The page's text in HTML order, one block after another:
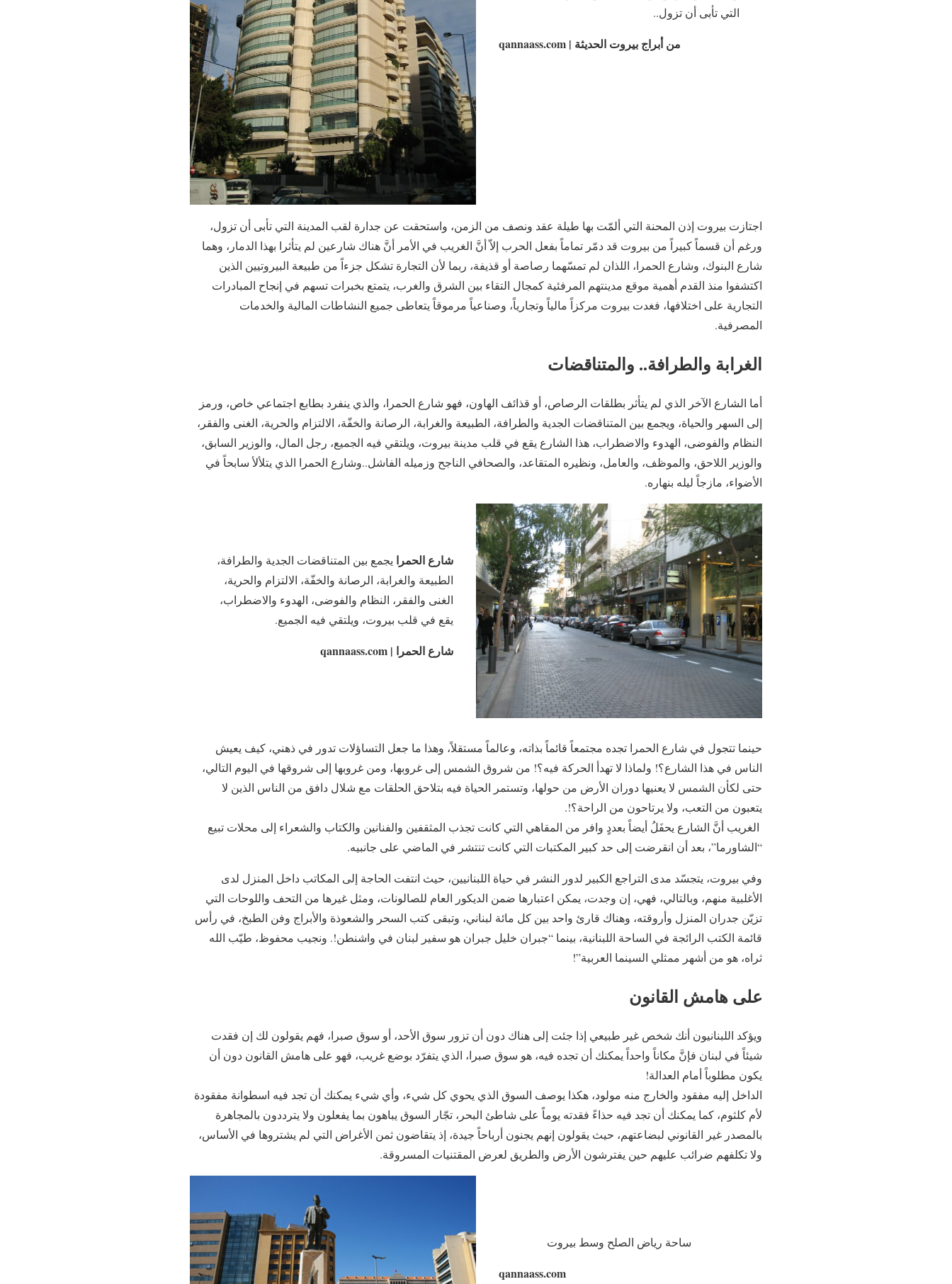
التي تأبى أن تزول..
من أبراج بيروت الحديثة | qannaass.com
اجتازت بيروت إذن المحنة التي ألمّت بها طيلة عقد ونصف من الزمن، واستحقت عن جدارة لقب المدينة التي تأبى أن تزول،
ورغم أن قسماً كبيراً من بيروت قد دمّر تماماً بفعل الحرب إلاّ أنَّ الغريب في الأمر أنَّ هناك شارعين لم يتأثرا بهذا الدمار، وهما
شارع البنوك، وشارع الحمرا‏،‏ اللذان لم تمسّهما رصاصة أو قذيفة، ربما لأن التجارة تشكل جزءاً من طبيعة البيروتيين الذين
اكتشفوا منذ القدم أهمية موقع مدينتهم المرفئية كمجال التقاء بين الشرق والغرب، يتمتع بخبرات تسهم في إنجاح المبادرات
التجارية على اختلافها، فغدت بيروت مركزاً مالياً وتجارياً، وصناعياً مرموقاً يتعاطى جميع النشاطات المالية والخدمات
المصرفية‏.‏
الغرابة والطرافة.. والمتناقضات
أما الشارع الآخر الذي لم يتأثر بطلقات الرصاص، أو قذائف الهاون، فهو شارع الحمرا، والذي ينفرد بطابع اجتماعي خاص، ورمز
إلى السهر والحياة، ويجمع بين المتناقضات الجدية‏‏ والطرافة‏،‏ الطبيعة والغرابة‏،‏ الرصانة والخفّة‏،‏ الالتزام والحرية‏،‏ الغنى والفقر‏،‏
النظام والفوضى،‏ الهدوء والاضطراب‏،‏ هذا الشارع يقع في قلب مدينة بيروت‏،‏ ويلتقي فيه الجميع‏،‏ رجل المال، والوزير السابق‏،‏
والوزير اللاحق‏،‏ والموظف، والعامل،‏ ونظيره المتقاعد، والصحافي الناجح وزميله الفاشل‏..‏وشارع الحمرا الذي يتلألأ سابحاً في
الأضواء، مازجاً ليله بنهاره.
شارع الحمرا يجمع بين المتناقضات الجدية‏‏ والطرافة‏،‏
الطبيعة والغرابة‏،‏ الرصانة والخفّة‏،‏ الالتزام والحرية‏،‏
الغنى والفقر‏،‏ النظام والفوضى،‏ الهدوء والاضطراب‏،‏
يقع في قلب بيروت‏،‏ ويلتقي فيه الجميع‏.
شارع الحمرا | qannaass.com
حينما تتجول في شارع الحمرا تجده مجتمعاً قائماً بذاته، وعالماً مستقلاً، وهذا ما جعل التساؤلات تدور في ذهني، كيف يعيش
الناس في هذا الشارع؟‏!‏ ولماذا لا تهدأ الحركة فيه؟‏!‏ من شروق الشمس إلى غروبها‏،‏ ومن غروبها إلى شروقها في اليوم التالي،
حتى لكأن الشمس لا يعنيها دوران الأرض من حولها‏،‏ وتستمر الحياة فيه بتلاحق الحلقات مع شلال دافق من الناس الذين لا
يتعبون من التعب‏،‏ ولا يرتاحون من الراحة؟‏!‏.
‏ الغريب أنَّ الشارع يحفَلُ أيضاً بعددٍ وافر من المقاهي التي كانت تجذب المثقفين والفنانين والكتاب والشعراء إلى محلات تبيع
“الشاورما”، بعد أن انقرضت إلى حد كبير المكتبات التي كانت تنتشر في الماضي على جانبيه‏.‏
وفي بيروت، يتجسّد مدى التراجع الكبير لدور النشر في حياة اللبنانيين، حيث انتفت الحاجة إلى المكاتب داخل المنزل لدى
الأغلبية منهم‏،‏ وبالتالي، فهي، إن وجدت، يمكن اعتبارها ضمن الديكور العام للصالونات‏،‏ ومثل غيرها من التحف واللوحات التي
تزيّن جدران المنزل وأروقته‏،‏ وهناك قارئ واحد بين كل مائة لبناني‏،‏ وتبقى كتب السحر والشعوذة والأبراج وفن الطبخ، في رأس
قائمة الكتب الرائجة في الساحة اللبنانية‏، ‏بينما “جبران خليل جبران هو سفير لبنان في واشنطن‏!.‏ ونجيب محفوظ، طيّب الله
ثراه، هو من أشهر ممثلي السينما العربية”!‏
على هامش القانون
ويؤكد اللبنانيون أنك شخص غير طبيعي إذا جئت إلى هناك دون أن تزور سوق الأحد، أو سوق صبرا‏،‏ فهم يقولون لك إن فقدت
شيئاً في لبنان فإنَّ مكاناً واحداً يمكنك أن تجده فيه، هو سوق صبرا، الذي يتفرّد بوضع غريب، فهو على هامش القانون دون أن
يكون مطلوباً أمام العدالة‏!‏
الداخل إليه مفقود والخارج منه مولود‏،‏ هكذا يوصف السوق الذي يحوي كل شيء، وأي شيء يمكنك أن تجد فيه اسطوانة مفقودة
لأم كلثوم‏،‏ كما يمكنك أن تجد فيه حذاءً فقدته يوماً على شاطئ البحر‏،‏ تجّار السوق يباهون بما يفعلون ولا يترددون بالمجاهرة
بالمصدر غير القانوني لبضاعتهم‏،‏ حيث يقولون إنهم يجنون أرباحاً جيدة، إذ يتقاضون ثمن الأغراض التي لم يشتروها في الأساس‏،‏
ولا تكلفهم ضرائب عليهم حين يفترشون الأرض والطريق لعرض المقتنيات المسروقة‏.‏
ساحة رياض الصلح وسط بيروت
qannaass.com